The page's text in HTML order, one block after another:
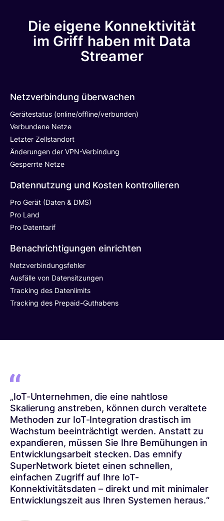
Die eigene Konnektivität
im Griff haben mit Data
Streamer
Netzverbindung überwachen
Gerätestatus (online/offline/verbunden)
Verbundene Netze
Letzter Zellstandort
Änderungen der VPN-Verbindung
Gesperrte Netze
Datennutzung und Kosten kontrollieren
Pro Gerät (Daten & DMS)
Pro Land
Pro Datentarif
Benachrichtigungen einrichten
Netzverbindungsfehler
Ausfälle von Datensitzungen
Tracking des Datenlimits
Tracking des Prepaid-Guthabens
„IoT-Unternehmen, die eine nahtlose
Skalierung anstreben, können durch veraltete
Methoden zur IoT-Integration drastisch im
Wachstum beeinträchtigt werden. Anstatt zu
expandieren, müssen Sie Ihre Bemühungen in
Entwicklungsarbeit stecken. Das emnify
SuperNetwork bietet einen schnellen,
einfachen Zugriff auf Ihre IoT-
Konnektivitätsdaten – direkt und mit minimaler
Entwicklungszeit aus Ihren Systemen heraus.“